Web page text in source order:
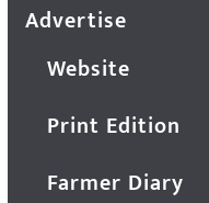
Advertise
Website
Print Edition
Farmer Diary